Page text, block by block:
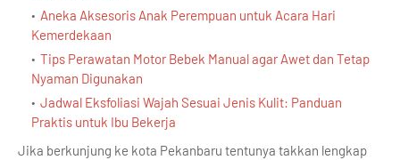
Aneka Aksesoris Anak Perempuan untuk Acara Hari
Kemerdekaan
Tips Perawatan Motor Bebek Manual agar Awet dan Tetap
Nyaman Digunakan
Jadwal Eksfoliasi Wajah Sesuai Jenis Kulit: Panduan
Praktis untuk Ibu Bekerja
Jika berkunjung ke kota Pekanbaru tentunya takkan lengkap